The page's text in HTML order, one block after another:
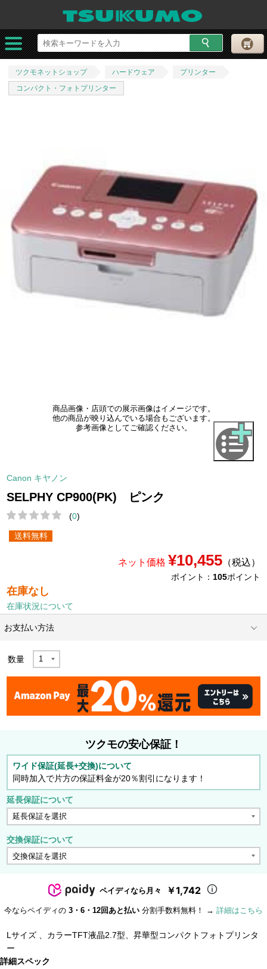
ツクモネットショップ ハードウェア
プリンター
コンパクト・フォトプリンター
商品画像・店頭での展示画像はイメージです。
他の商品が映り込んでいる場合もございます。
参考画像としてご確認ください。
Canon キヤノン
SELPHY CP900(PK) ピンク
(0)
送料無料
ネット価格 ¥10,455（税込）
ポイント： 105ポイント
在庫なし
在庫状況について
お支払い方法
数量
ツクモの安心保証！
ワイド保証(延長+交換)について
同時加入で片方の保証料金が20％割引になります！
延長保証について
交換保証について
ペイディなら月々 ￥1,742
今ならペイディの 3・6・12回あと払い 分割手数料無料！ → 詳細はこちら
Lサイズ 、カラーTFT液晶2.7型、昇華型コンパクトフォトプリンタ
ー
詳細スペック